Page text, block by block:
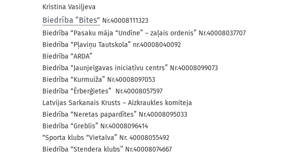
Kristina Vasiļjeva
Biedrība “Bites” Nr.40008111323
Biedrība “Pasaku māja “Undīne” – zaļais ordenis” Nr.40008037707
Biedrība “Pļaviņu Tautskola” nr.40008040092
Biedrība “ARDA”
Biedrība “Jaunjelgavas iniciatīvu centrs” Nr.40008099073
Biedrība “Kurmuiža” Nr.40008097053
Biedrība “Ērberģietes” Nr.40008057597
Latvijas Sarkanais Krusts – Aizkraukles komiteja
Biedrība “Neretas papardītes” Nr.40008095033
Biedrība “Greblis” Nr.40008096414
“Sporta klubs “Vietalva” Nr. 40008055492
Biedrība “Stendera klubs’’ Nr.40008074667